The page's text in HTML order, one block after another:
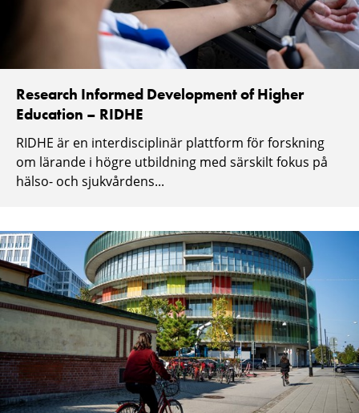
Research Informed Development of Higher
Education – RIDHE
RIDHE är en interdisciplinär plattform för forskning
om lärande i högre utbildning med särskilt fokus på
hälso- och sjukvårdens...